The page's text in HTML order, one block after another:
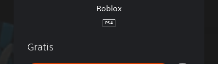
Roblox
PS4
Gratis